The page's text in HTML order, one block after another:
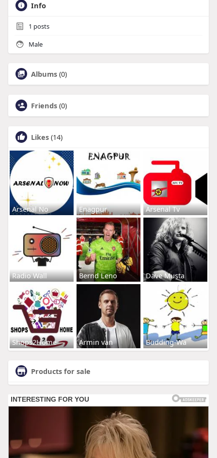
Info
1 posts
Male
Albums (0)
Friends (0)
Likes (14)
Arsenal No Enagpur Arsenal Tv
Radio Wall Bernd Leno Dave Musta
Shops2Home Armin van Budding-Wa
Products for sale